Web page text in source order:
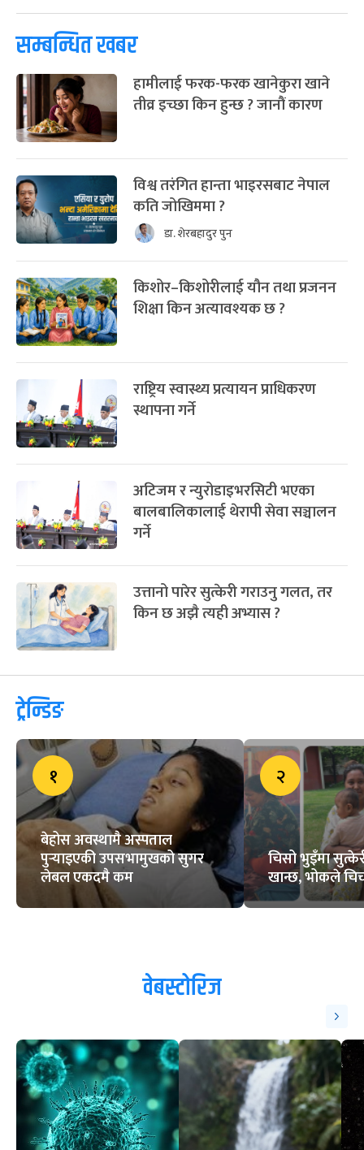
सम्बन्धित खबर
हामीलाई फरक-फरक खानेकुरा खाने
तीव्र इच्छा किन हुन्छ ? जानौं कारण
विश्व तरंगित हान्ता भाइरसबाट नेपाल
कति जोखिममा ?
डा. शेरबहादुर पुन
किशोर–किशोरीलाई यौन तथा प्रजनन
शिक्षा किन अत्यावश्यक छ ?
राष्ट्रिय स्वास्थ्य प्रत्यायन प्राधिकरण
स्थापना गर्ने
अटिजम र न्युरोडाइभरसिटी भएका
बालबालिकालाई थेरापी सेवा सञ्चालन
गर्ने
उत्तानो पारेर सुत्केरी गराउनु गलत, तर
किन छ अझै त्यही अभ्यास ?
ट्रेन्डिङ
१
बेहोस अवस्थामै अस्पताल
पुर्‍याइएकी उपसभामुखको सुगर
लेबल एकदमै कम
२
चिसो भुइँमा
खान्छ, भोकले
वेबस्टोरिज